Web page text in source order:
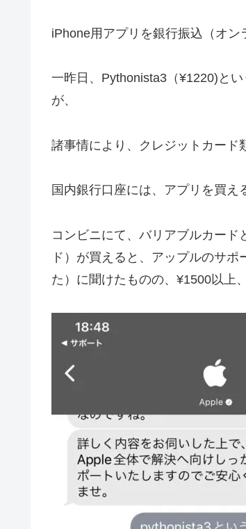
iPhone用アプリを銀行振込（オン
一昨日、Pythonista3（¥1220)と
が、
諸事情により、クレジットカード
国内銀行口座には、アプリを買え
コンビニにて、バリアブルカー
ド）が買えると、アップルのサ
た）に聞けたものの、¥1500以上